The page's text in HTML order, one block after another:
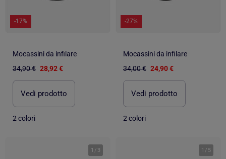
-17%
Mocassini da infilare
34,90 € 28,92 €
Vedi prodotto
2 colori
-27%
Mocassini da infilare
34,00 € 24,90 €
Vedi prodotto
2 colori
1 / 3 1 / 5